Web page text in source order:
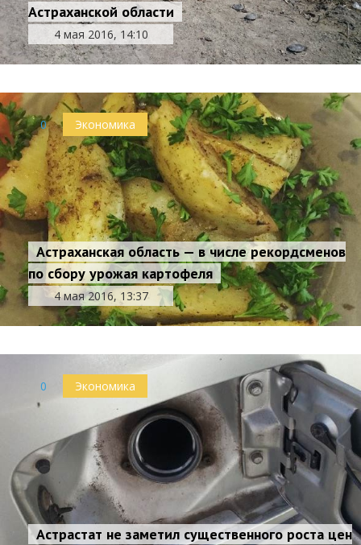
Астраханской области
4 мая 2016, 14:10
0 Экономика
Астраханская область — в числе рекордсменов
по сбору урожая картофеля
4 мая 2016, 13:37
0 Экономика
Астрастат не заметил существенного роста цен